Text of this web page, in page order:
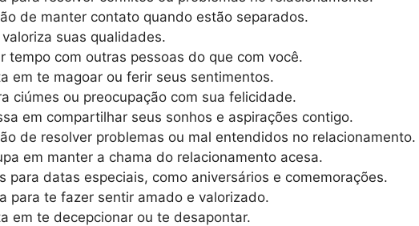
de manter contato quando estão separados.
suas qualidades.
tempo com outras pessoas do que com você.
em te magoar ou ferir seus sentimentos.
ciúmes ou preocupação com sua felicidade.
em compartilhar seus sonhos e aspirações contigo.
de resolver problemas ou mal entendidos no relacionamento.
em manter a chama do relacionamento acesa.
para datas especiais, como aniversários e comemorações.
para te fazer sentir amado e valorizado.
em te decepcionar ou te desapontar.